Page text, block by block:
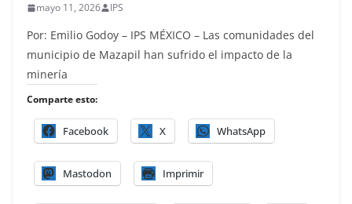
mayo 11, 2026 IPS
Por: Emilio Godoy – IPS MÉXICO – Las comunidades del
municipio de Mazapil han sufrido el impacto de la
minería
Comparte esto:
Facebook X WhatsApp
Mastodon Imprimir